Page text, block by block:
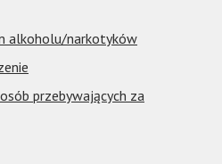
alkoholu/narkotyków
przebywających za